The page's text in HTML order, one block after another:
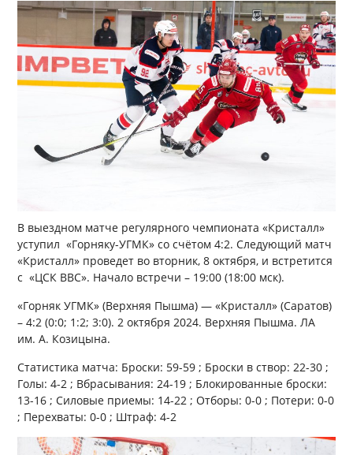
В выездном матче регулярного чемпионата «Кристалл»
уступил «Горняку-УГМК» со счётом 4:2. Следующий матч
«Кристалл» проведет во вторник, 8 октября, и встретится
с «ЦСК ВВС». Начало встречи – 19:00 (18:00 мск).
«Горняк УГМК» (Верхняя Пышма) — «Кристалл» (Саратов)
– 4:2 (0:0; 1:2; 3:0). 2 октября 2024. Верхняя Пышма. ЛА
им. А. Козицына.
Статистика матча: Броски: 59-59 ; Броски в створ: 22-30 ;
Голы: 4-2 ; Вбрасывания: 24-19 ; Блокированные броски:
13-16 ; Силовые приемы: 14-22 ; Отборы: 0-0 ; Потери: 0-0
; Перехваты: 0-0 ; Штраф: 4-2